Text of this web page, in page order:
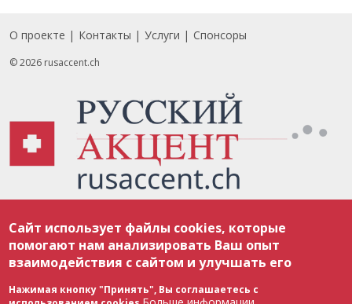
Footer
О проекте Контакты Услуги Спонсоры
© 2026 rusaccent.ch
соответствии с законодательством Швейцарии об авторском праве и
международными соглашениями. Полное или частичное использование
материалов возможно только с разрешения редакции. В случае полного
или частичного воспроизведения материалов сайта rusaccent.ch,
ОБЯЗАТЕЛЬНА АКТИВНАЯ ГИПЕРССЫЛКА на конкретный заимствованный
текст. Фотоизображения, размещенные редакцией rusaccent.ch, являются
ее исключительной собственностью. Полное или частичное
Сайт использует файлы cookies, которые
помогают нам анализировать Ваш опыт
взаимодействия с сайтом и улучшать его
Нажимая кнопку "Принять", Вы соглашаетесь с